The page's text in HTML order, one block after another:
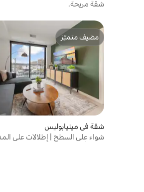
شقة مريحة.
مضيف متميّز
مضيف متميّز
شقة في مينيابوليس
شواء على السطح | إطلالات على